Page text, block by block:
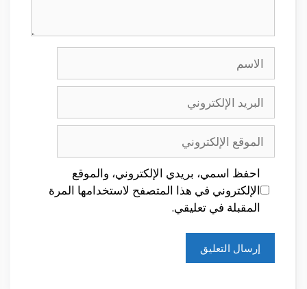
الإلكتروني
الإلكتروني
احفظ اسمي، بريدي الإلكتروني، والموقع
الإلكتروني في هذا المتصفح لاستخدامها المرة
المقبلة في تعليقي.